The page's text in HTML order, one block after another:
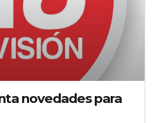
novedades para